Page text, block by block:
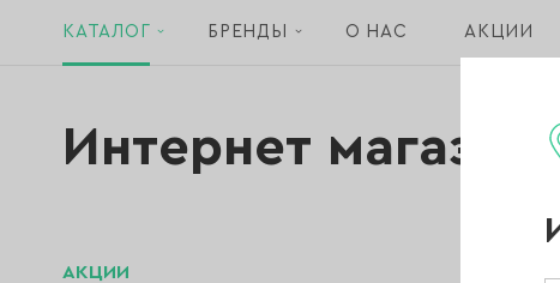
КАТАЛОГ БРЕНДЫ О НАС АКЦИИ
Интернет
АКЦИИ